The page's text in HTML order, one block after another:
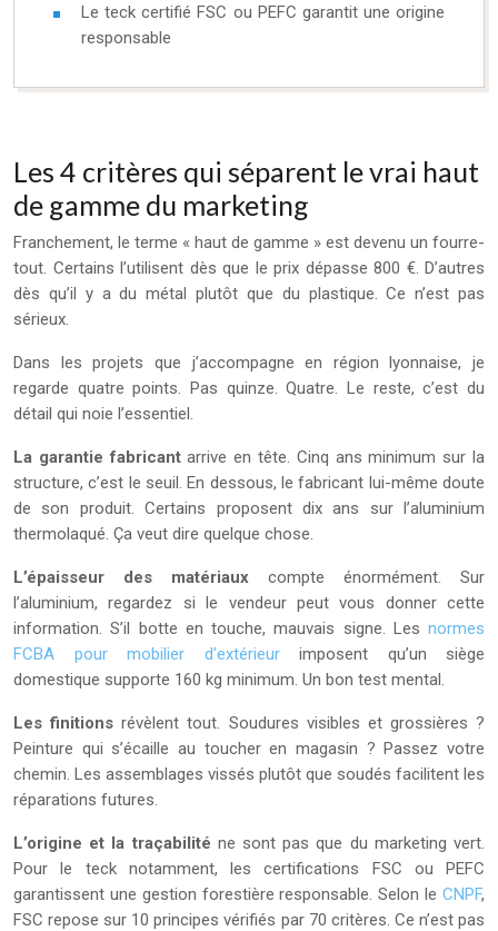
Le teck certifié FSC ou PEFC garantit une origine
responsable
Les 4 critères qui séparent le vrai haut
de gamme du marketing
Franchement, le terme « haut de gamme » est devenu un fourre-
tout. Certains l’utilisent dès que le prix dépasse 800 €. D’autres
dès qu’il y a du métal plutôt que du plastique. Ce n’est pas
sérieux.
Dans les projets que j’accompagne en région lyonnaise, je
regarde quatre points. Pas quinze. Quatre. Le reste, c’est du
détail qui noie l’essentiel.
La garantie fabricantarrive en tête. Cinq ans minimum sur la
structure, c’est le seuil. En dessous, le fabricant lui-même doute
de son produit. Certains proposent dix ans sur l’aluminium
thermolaqué. Ça veut dire quelque chose.
L’épaisseur des matériaux compte énormément. Sur
l’aluminium, regardez si le vendeur peut vous donner cette
information. S’il botte en touche, mauvais signe. Les normes
FCBA pour mobilier d’extérieurimposent qu’un siège
domestique supporte 160 kg minimum. Un bon test mental.
Les finitions révèlent tout. Soudures visibles et grossières ?
Peinture qui s’écaille au toucher en magasin ? Passez votre
chemin. Les assemblages vissés plutôt que soudés facilitent les
réparations futures.
L’origine et la traçabilité ne sont pas que du marketing vert.
Pour le teck notamment, les certifications FSC ou PEFC
garantissent une gestion forestière responsable. Selon le CNPF,
FSC repose sur 10 principes vérifiés par 70 critères. Ce n’est pas